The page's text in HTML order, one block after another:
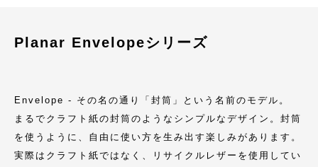
Planar Envelopeシリーズ
Envelope - その名の通り「封筒」という名前のモデル。
まるでクラフト紙の封筒のようなシンプルなデザイン。封筒
を使うように、自由に使い方を生み出す楽しみがあります。
実際はクラフト紙ではなく、リサイクルレザーを使用してい